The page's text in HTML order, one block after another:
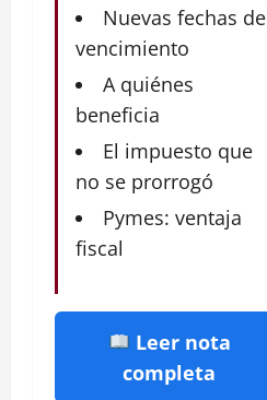
Nuevas fechas de
vencimiento
A quiénes
beneficia
El impuesto que
no se prorrogó
Pymes: ventaja
fiscal
Leer nota
completa